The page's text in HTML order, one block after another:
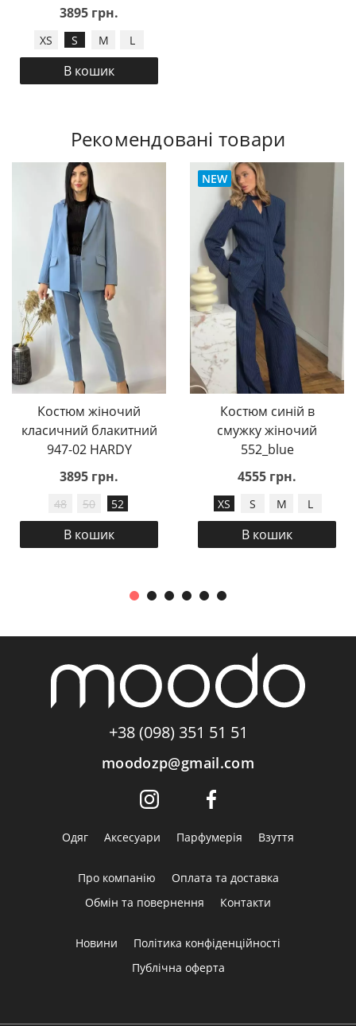
3895 грн.
XS S M L
В кошик
Рекомендовані товари
Костюм жіночий
класичний блакитний
947-02 HARDY
3895 грн.
48 50 52
В кошик
NEW
Костюм синій в
смужку жіночий
552_blue
4555 грн.
XS S M L
В кошик
+38 (098) 351 51 51
moodozp@gmail.com
Одяг Аксесуари Парфумерія Взуття
Про компанію
Оплата та доставка
Обмін та повернення
Контакти
Новини
Політика конфіденційності
Публічна оферта